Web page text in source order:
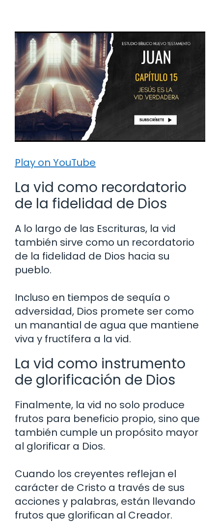
Play on YouTube
La vid como recordatorio
de la fidelidad de Dios
A lo largo de las Escrituras, la vid
también sirve como un recordatorio
de la fidelidad de Dios hacia su
pueblo.
Incluso en tiempos de sequía o
adversidad, Dios promete ser como
un manantial de agua que mantiene
viva y fructífera a la vid.
La vid como instrumento
de glorificación de Dios
Finalmente, la vid no solo produce
frutos para beneficio propio, sino que
también cumple un propósito mayor
al glorificar a Dios.
Cuando los creyentes reflejan el
carácter de Cristo a través de sus
acciones y palabras, están llevando
frutos que glorifican al Creador.